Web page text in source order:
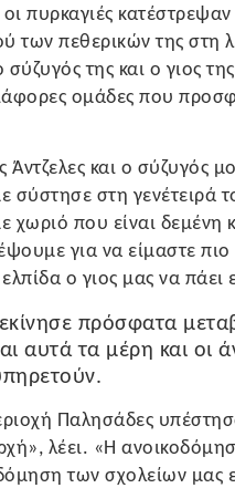
πυρκαγιές κατέστρεψαν
των πεθερικών της
της και ο γιος
ομάδες που
και ο σύζυγός
σύστησε στη γενέτειρά
χωριό που είναι δεμένη
για να είμαστε πιο
ο γιος μας να πάει
πρόσφατα
αυτά τα μέρη και οι
Παλησάδες
λέει. «Η
των σχολείων μας